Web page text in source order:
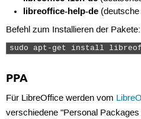
libreoffice-help-de (deutsche
Befehl zum Installieren der Pakete:
sudo apt-get install
PPA
Für LibreOffice werden vom
verschiedene "Personal